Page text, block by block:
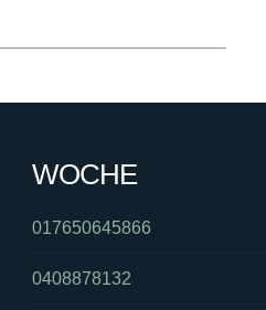
WOCHE
017650645866
0408878132